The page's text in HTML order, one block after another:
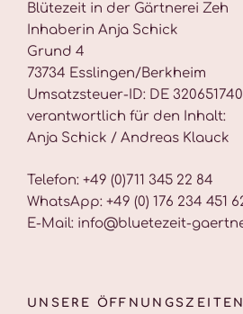
Blütezeit in der Gärtnerei Zeh
Inhaberin Anja Schick
Grund 4
73734 Esslingen/Berkheim
Umsatzsteuer-ID: DE 320651740
verantwortlich für den Inhalt:
Anja Schick / Andreas Klauck
Telefon: +49 (0)711 345 22 84
WhatsApp: +49 (0) 176 234 451
E-Mail: info@bluetezeit-
UNSERE ÖFFNUNGSZEITEN